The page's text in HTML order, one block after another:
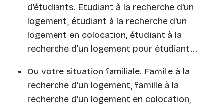
d'étudiants. Etudiant à la recherche d'un
logement, étudiant à la recherche d'un
logement en colocation, étudiant à la
recherche d'un logement pour étudiant...
Ou votre situation familiale. Famille à la
recherche d'un logement, famille à la
recherche d'un logement en colocation,